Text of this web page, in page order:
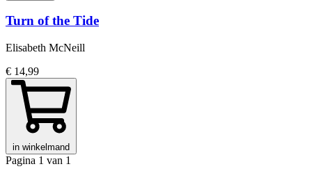
Turn of the Tide
Elisabeth McNeill
€ 14,99
in winkelmand
Pagina 1 van 1